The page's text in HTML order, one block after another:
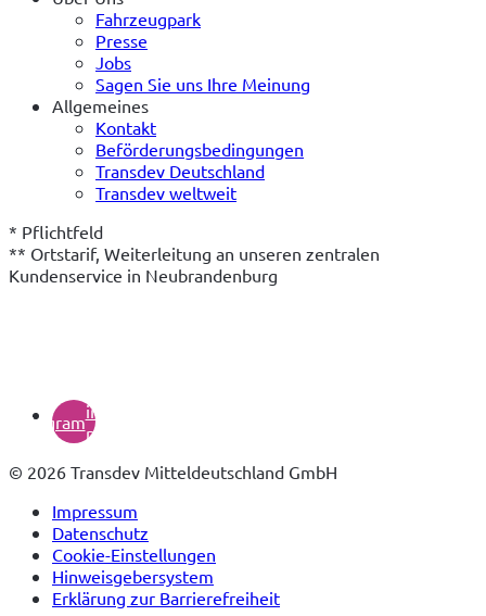
Fahrzeugpark
Presse
Jobs
Sagen Sie uns Ihre Meinung
Allgemeines
Kontakt
Beförderungsbedingungen
Transdev Deutschland
Transdev weltweit
* Pflichtfeld
** Ortstarif, Weiterleitung an unseren zentralen
Kundenservice in Neubrandenburg
instagramin
neuem
© 2026 Transdev Mitteldeutschland GmbH
Impressum
Datenschutz
Cookie-Einstellungen
Hinweisgebersystem
Erklärung zur Barrierefreiheit